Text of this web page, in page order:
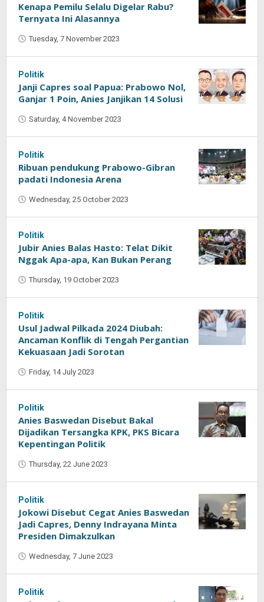
Kenapa Pemilu Selalu Digelar Rabu?
Ternyata Ini Alasannya
Tuesday, 7 November 2023
Politik
Janji Capres soal Papua: Prabowo Nol,
Ganjar 1 Poin, Anies Janjikan 14 Solusi
Saturday, 4 November 2023
Politik
Ribuan pendukung Prabowo-Gibran
padati Indonesia Arena
Wednesday, 25 October 2023
Politik
Jubir Anies Balas Hasto: Telat Dikit
Nggak Apa-apa, Kan Bukan Perang
Thursday, 19 October 2023
Politik
Usul Jadwal Pilkada 2024 Diubah:
Ancaman Konflik di Tengah Pergantian
Kekuasaan Jadi Sorotan
Friday, 14 July 2023
Politik
Anies Baswedan Disebut Bakal
Dijadikan Tersangka KPK, PKS Bicara
Kepentingan Politik
Thursday, 22 June 2023
Politik
Jokowi Disebut Cegat Anies Baswedan
Jadi Capres, Denny Indrayana Minta
Presiden Dimakzulkan
Wednesday, 7 June 2023
Politik